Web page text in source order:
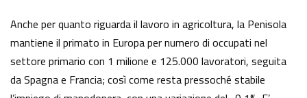
Anche per quanto riguarda il lavoro in agricoltura, la Penisola
mantiene il primato in Europa per numero di occupati nel
settore primario con 1 milione e 125.000 lavoratori, seguita
da Spagna e Francia; così come resta pressoché stabile